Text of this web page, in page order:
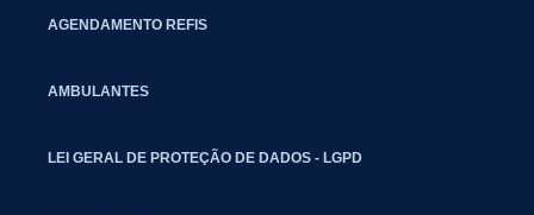
AGENDAMENTO REFIS
AMBULANTES
LEI GERAL DE PROTEÇÃO DE DADOS - LGPD